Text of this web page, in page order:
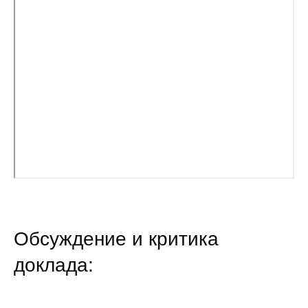
Обсуждение и критика
доклада: